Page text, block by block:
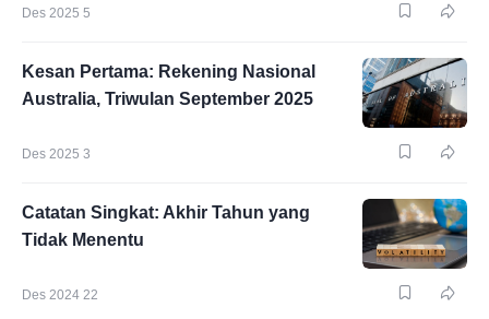
Des 2025 5
Kesan Pertama: Rekening Nasional
Australia, Triwulan September 2025
Des 2025 3
Catatan Singkat: Akhir Tahun yang
Tidak Menentu
Des 2024 22